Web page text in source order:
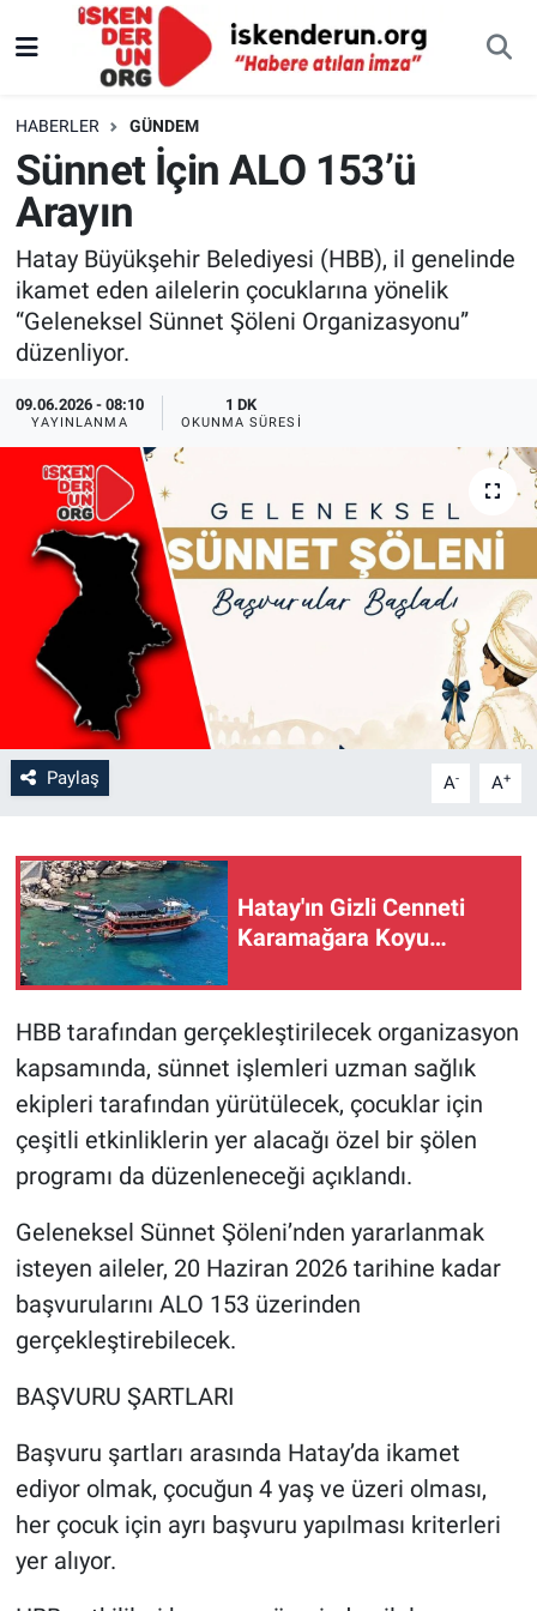
HABERLER GÜNDEM
Sünnet İçin ALO 153’ü
Arayın
Hatay Büyükşehir Belediyesi (HBB), il genelinde
ikamet eden ailelerin çocuklarına yönelik
“Geleneksel Sünnet Şöleni Organizasyonu”
düzenliyor.
09.06.2026 - 08:10
YAYINLANMA
1 DK
OKUNMA SÜRESI
Paylaş A- A+
Hatay'ın Gizli Cenneti
Karamağara Koyu…
HBB tarafından gerçekleştirilecek organizasyon
kapsamında, sünnet işlemleri uzman sağlık
ekipleri tarafından yürütülecek, çocuklar için
çeşitli etkinliklerin yer alacağı özel bir şölen
programı da düzenleneceği açıklandı.
Geleneksel Sünnet Şöleni’nden yararlanmak
isteyen aileler, 20 Haziran 2026 tarihine kadar
başvurularını ALO 153 üzerinden
gerçekleştirebilecek.
BAŞVURU ŞARTLARI
Başvuru şartları arasında Hatay’da ikamet
ediyor olmak, çocuğun 4 yaş ve üzeri olması,
her çocuk için ayrı başvuru yapılması kriterleri
yer alıyor.